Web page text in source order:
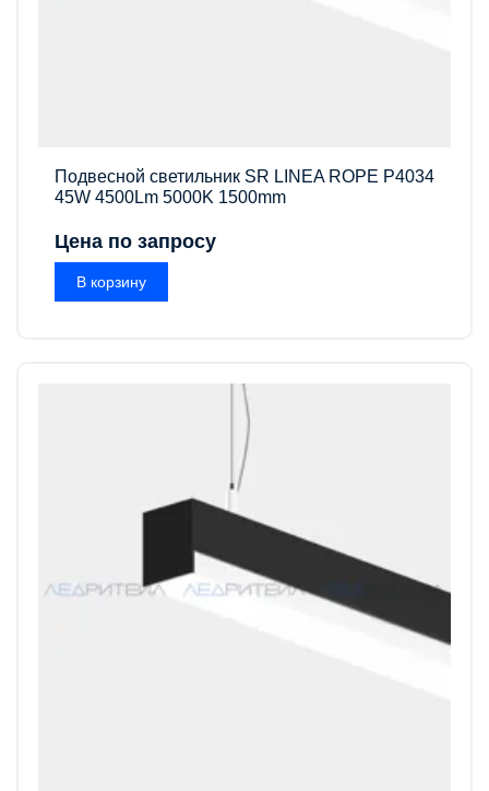
Подвесной светильник SR LINEA ROPE P4034
45W 4500Lm 5000K 1500mm
Цена по запросу
В корзину